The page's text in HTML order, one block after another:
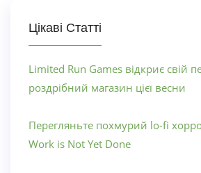
Цікаві Статті
Limited Run Games відкриє свій
роздрібний магазин цієї весни
Перегляньте похмурий lo-fi
Work is Not Yet Done